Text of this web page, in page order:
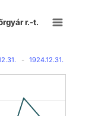
r.-t.
- 1924.12.31.